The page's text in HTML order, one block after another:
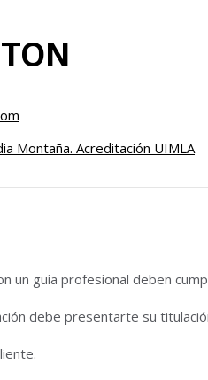
Montaña. Acreditación UIMLA
un guía profesional deben
debe presentarte su